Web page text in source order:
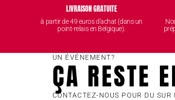
LIVRAISON GRATUITE
à partir de 49 euros d'achat (dans un
point-relais en Belgique).
UN ÉVÉNEMENT?
ÇA RESTE
CONTACTEZ-NOUS POUR DU